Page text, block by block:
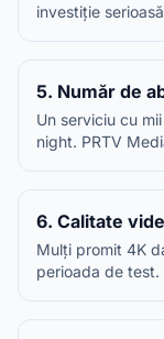
investiție
5. Număr de
Un serviciu cu
night. PRTV
6. Calitate
Mulți promit 4K
perioada de test.